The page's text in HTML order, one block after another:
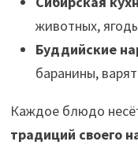
животных,
Буддийские
баранины,
Каждое блюдо
традиций своего